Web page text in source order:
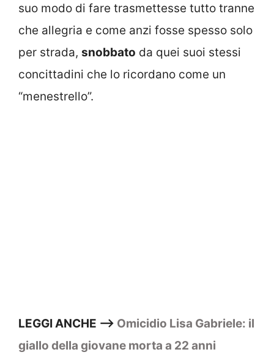
suo modo di fare trasmettesse tutto tranne
che allegria e come anzi fosse spesso solo
per strada, snobbato da quei suoi stessi
concittadini che lo ricordano come un
“menestrello”.
LEGGI ANCHE —> Omicidio Lisa Gabriele: il
giallo della giovane morta a 22 anni